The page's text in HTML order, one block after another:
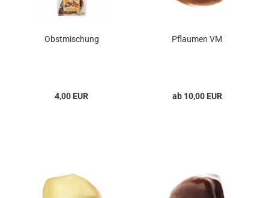
Obstmischung
4,00 EUR
Pflaumen VM
ab 10,00 EUR